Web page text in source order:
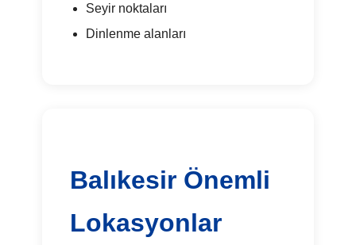
Seyir noktaları
Dinlenme alanları
Balıkesir Önemli
Lokasyonlar